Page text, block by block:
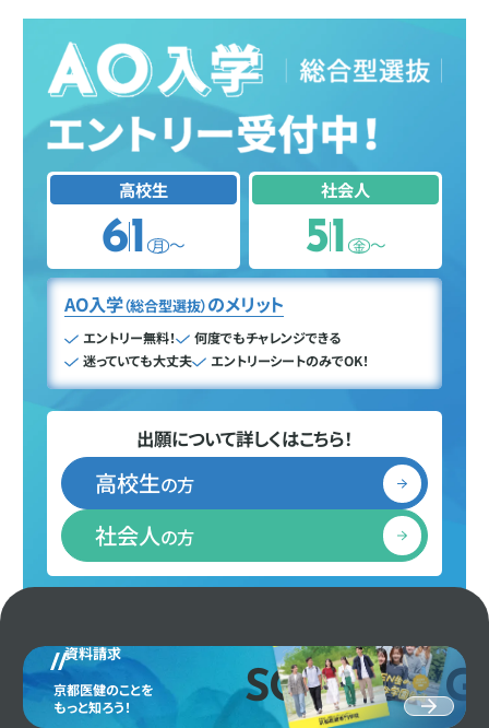
高校生
61 月 〜
社会人
51 金 〜
AO入学（総合型選抜）のメリット
エントリー無料！
何度でもチャレンジできる
迷っていても大丈夫
エントリーシートのみでOK！
出願について詳しくはこちら！
高校生の方
社会人の方
SCHOOL
資料請求
京都医健のことを
もっと知ろう！